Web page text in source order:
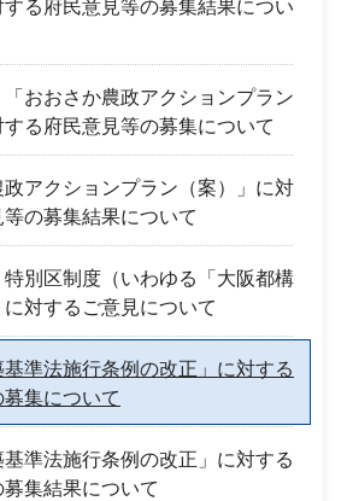
する府民意見等の募集結果につい
「おおさか農政アクションプラン
する府民意見等の募集について
政アクションプラン（案）」に対
の募集結果について
特別区制度（いわゆる「大阪都構
対するご意見について
基準法施行条例の改正」に対する
集について
基準法施行条例の改正」に対する
集結果について